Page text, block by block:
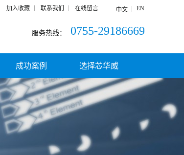
加入收藏 联系我们 在线留言 中文 EN
服务热线： 0755-29186669
成功案例 选择芯华威